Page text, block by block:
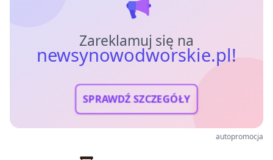
Zareklamuj się na
newsynowodworskie.pl!
SPRAWDŹ SZCZEGÓŁY
autopromocja